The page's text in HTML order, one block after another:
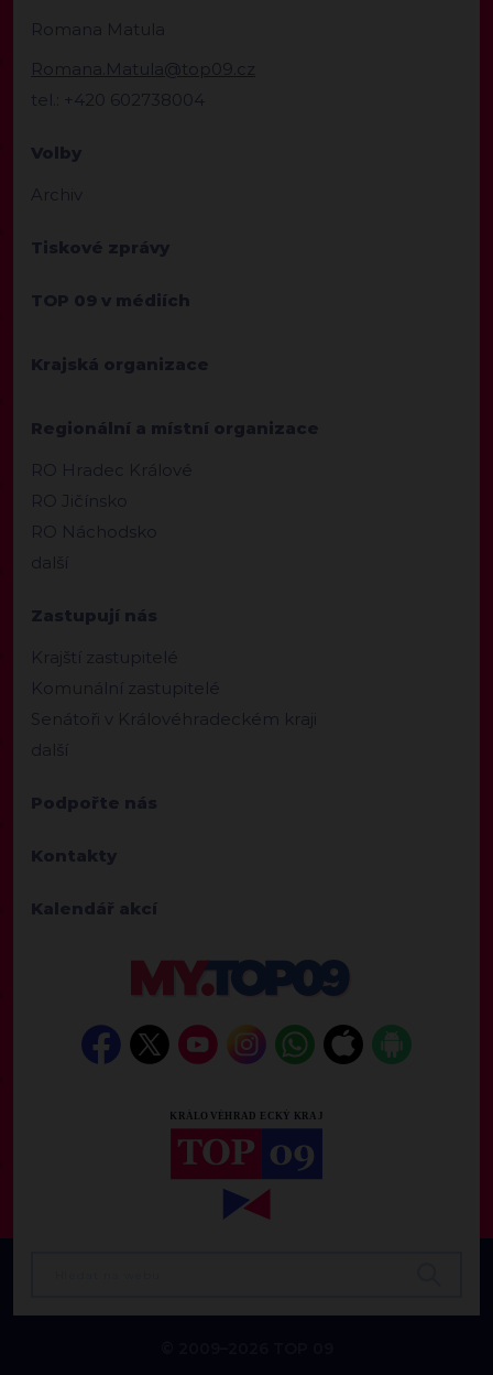
Romana Matula
Romana.Matula@top09.cz
tel.: +420 602738004
Volby
Archiv
Tiskové zprávy
TOP 09 v médiích
Krajská organizace
Regionální a místní organizace
RO Hradec Králové
RO Jičínsko
RO Náchodsko
další
Zastupují nás
Krajští zastupitelé
Komunální zastupitelé
Senátoři v Královéhradeckém kraji
další
Podpořte nás
Kontakty
Kalendář akcí